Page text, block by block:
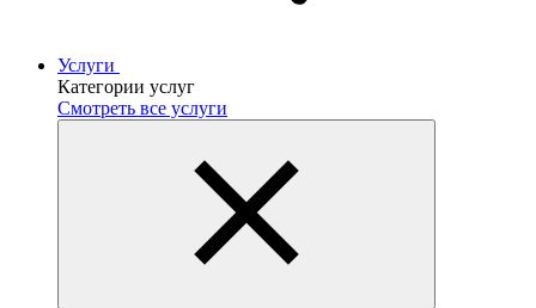
Услуги
Категории услуг
Смотреть все услуги